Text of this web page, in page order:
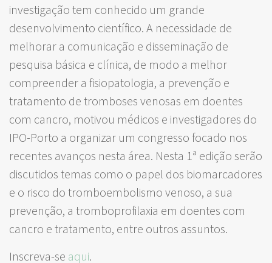
investigação tem conhecido um grande
desenvolvimento científico. A necessidade de
melhorar a comunicação e disseminação de
pesquisa básica e clínica, de modo a melhor
compreender a fisiopatologia, a prevenção e
tratamento de tromboses venosas em doentes
com cancro, motivou médicos e investigadores do
IPO-Porto a organizar um congresso focado nos
recentes avanços nesta área. Nesta 1ª edição serão
discutidos temas como o papel dos biomarcadores
e o risco do tromboembolismo venoso, a sua
prevenção, a tromboprofilaxia em doentes com
cancro e tratamento, entre outros assuntos.
Inscreva-se aqui.